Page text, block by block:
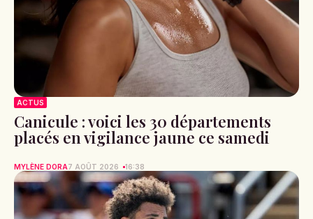
ACTUS
Canicule : voici les 30 départements
placés en vigilance jaune ce samedi
MYLÈNE DORA7 AOÛT 2026 16:38